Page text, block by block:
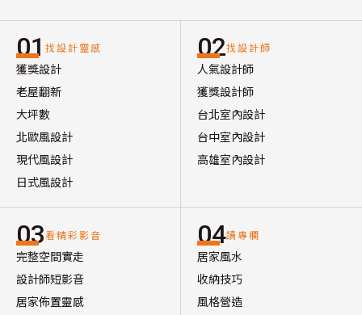
01 找設計靈感
獲獎設計
老屋翻新
大坪數
北歐風設計
現代風設計
日式風設計
02找設計師
人氣設計師
獲獎設計師
台北室內設計
台中室內設計
高雄室內設計
03看精彩影音
完整空間實走
設計師短影音
居家佈置靈感
04讀專欄
居家風水
收納技巧
風格營造